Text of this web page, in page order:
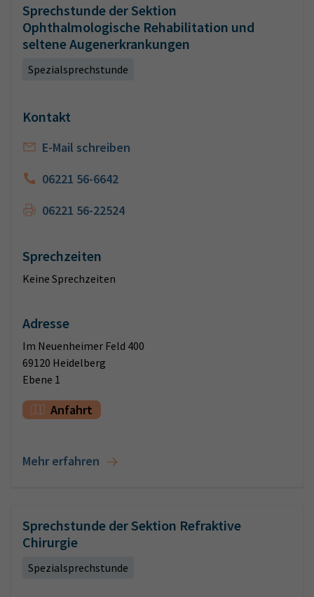
Sprechstunde der Sektion
Ophthalmologische Rehabilitation und
seltene Augenerkrankungen
Spezialsprechstunde
Kontakt
E-Mail schreiben
06221 56-6642
06221 56-22524
Sprechzeiten
Keine Sprechzeiten
Adresse
Im Neuenheimer Feld 400
69120 Heidelberg
Ebene 1
Anfahrt
Mehr erfahren
Sprechstunde der Sektion Refraktive
Chirurgie
Spezialsprechstunde